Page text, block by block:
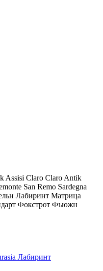
Assisi Claro Claro Antik
San Remo Sardegna
Лабиринт Матрица
Фокстрот Фьюжн
Лабиринт